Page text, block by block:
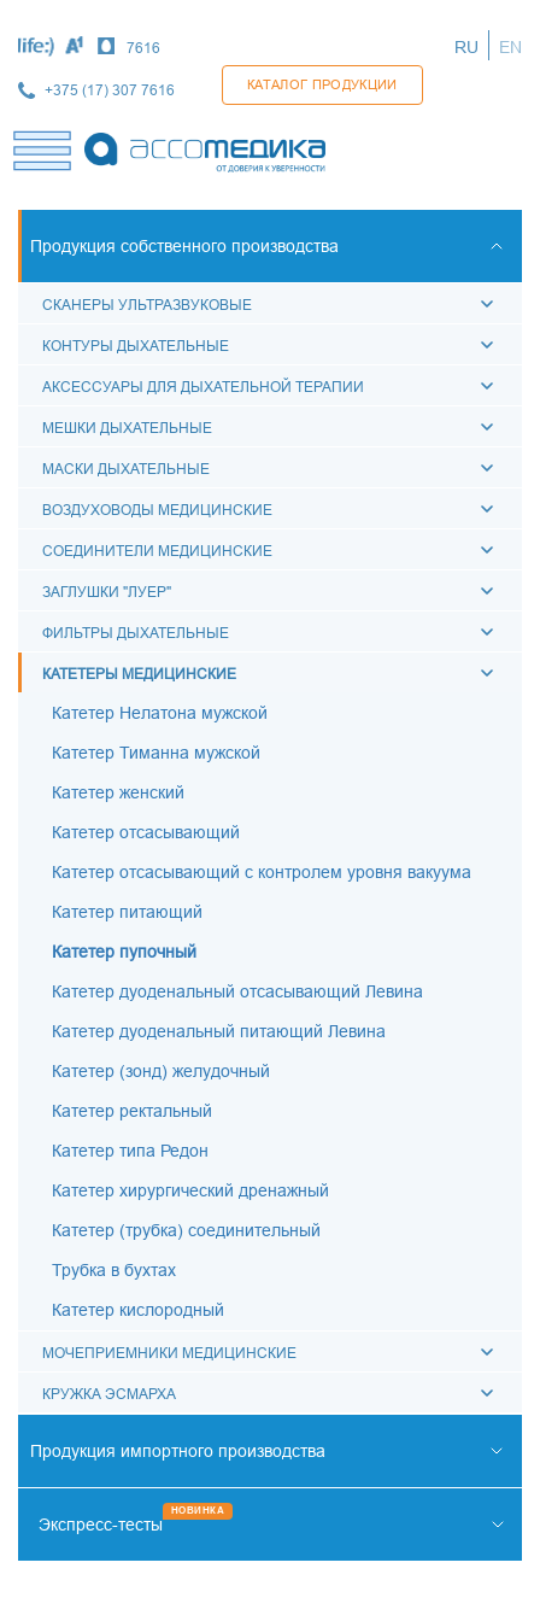
основному
содержанию
7616
+375 (17) 307 7616 КАТАЛОГ ПРОДУКЦИИ
RU EN
Продукция собственного производства
СКАНЕРЫ УЛЬТРАЗВУКОВЫЕ
КОНТУРЫ ДЫХАТЕЛЬНЫЕ
АКСЕССУАРЫ ДЛЯ ДЫХАТЕЛЬНОЙ ТЕРАПИИ
МЕШКИ ДЫХАТЕЛЬНЫЕ
МАСКИ ДЫХАТЕЛЬНЫЕ
ВОЗДУХОВОДЫ МЕДИЦИНСКИЕ
СОЕДИНИТЕЛИ МЕДИЦИНСКИЕ
ЗАГЛУШКИ "ЛУЕР"
ФИЛЬТРЫ ДЫХАТЕЛЬНЫЕ
КАТЕТЕРЫ МЕДИЦИНСКИЕ
Катетер Нелатона мужской
Катетер Тиманна мужской
Катетер женский
Катетер отсасывающий
Катетер отсасывающий с контролем уровня вакуума
Катетер питающий
Катетер пупочный
Катетер дуоденальный отсасывающий Левина
Катетер дуоденальный питающий Левина
Катетер (зонд) желудочный
Катетер ректальный
Катетер типа Редон
Катетер хирургический дренажный
Катетер (трубка) соединительный
Трубка в бухтах
Катетер кислородный
МОЧЕПРИЕМНИКИ МЕДИЦИНСКИЕ
КРУЖКА ЭСМАРХА
Продукция импортного производства
РЕНТГЕНО-ЭНДОВАСКУЛЯРНАЯ ХИРУРГИЯ
Экспресс-тесты
НОВИНКА